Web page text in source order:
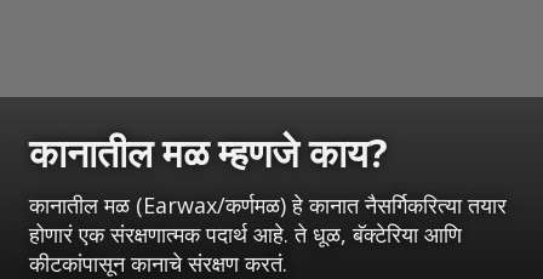
कानातील मळ म्हणजे काय?
कानातील मळ (Earwax/कर्णमळ) हे कानात नैसर्गिकरित्या तयार
होणारं एक संरक्षणात्मक पदार्थ आहे. ते धूळ, बॅक्टेरिया आणि
कीटकांपासून कानाचे संरक्षण करतं.